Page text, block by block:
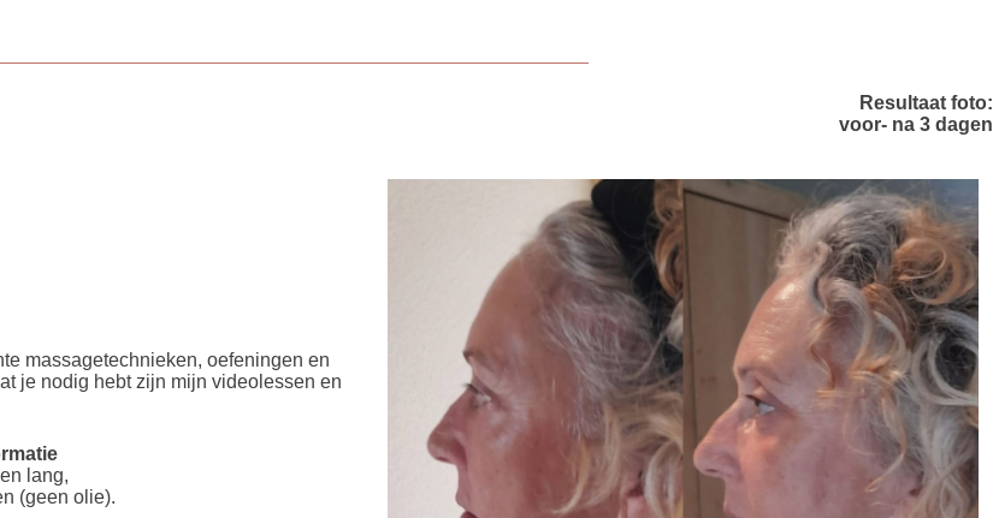
Resultaat foto:
voor- na 3 dagen
massagetechnieken, oefeningen en
je nodig hebt zijn mijn videolessen en
lang,
(geen olie).